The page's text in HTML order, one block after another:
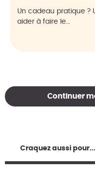
Un cadeau pratique ?
aider à faire le…
Continuer
Craquez aussi pour...